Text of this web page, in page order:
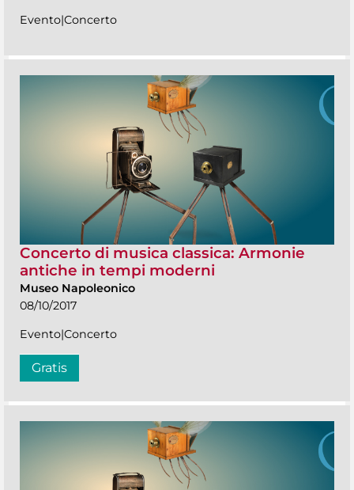
Evento|Concerto
Concerto di musica classica: Armonie
antiche in tempi moderni
Museo Napoleonico
08/10/2017
Evento|Concerto
Gratis